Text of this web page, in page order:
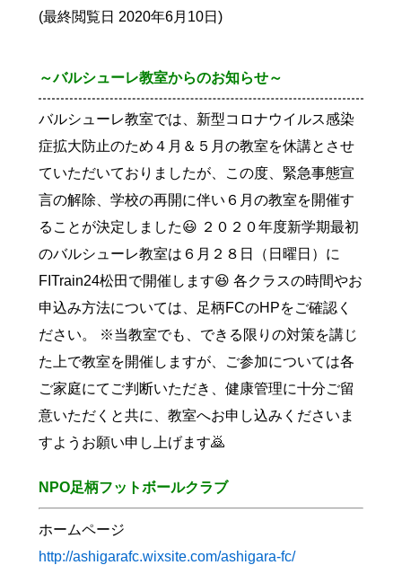
(最終閲覧日 2020年6月10日)
～バルシューレ教室からのお知らせ～
バルシューレ教室では、新型コロナウイルス感染
症拡大防止のため４月＆５月の教室を休講とさせ
ていただいておりましたが、この度、緊急事態宣
言の解除、学校の再開に伴い６月の教室を開催す
ることが決定しました😃 ２０２０年度新学期最初
のバルシューレ教室は６月２８日（日曜日）に
FITrain24松田で開催します😆 各クラスの時間やお
申込み方法については、足柄FCのHPをご確認く
ださい。 ※当教室でも、できる限りの対策を講じ
た上で教室を開催しますが、ご参加については各
ご家庭にてご判断いただき、健康管理に十分ご留
意いただくと共に、教室へお申し込みくださいま
すようお願い申し上げます🙇
NPO足柄フットボールクラブ
ホームページ
http://ashigarafc.wixsite.com/ashigara-fc/